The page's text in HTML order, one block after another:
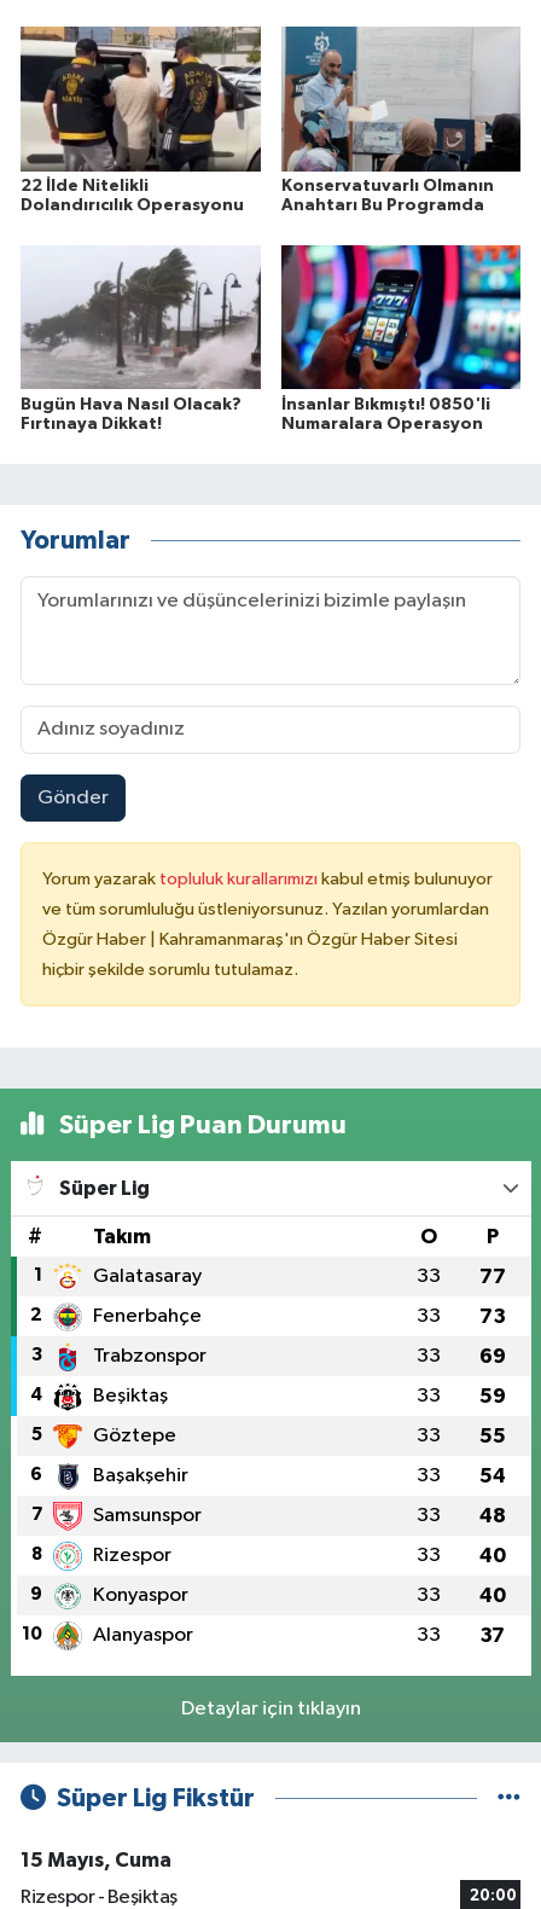
22 İlde Nitelikli
Dolandırıcılık Operasyonu
Konservatuvarlı Olmanın
Anahtarı Bu Programda
Bugün Hava Nasıl Olacak?
Fırtınaya Dikkat!
İnsanlar Bıkmıştı! 0850'li
Numaralara Operasyon
Yorumlar
Gönder
Yorum yazarak topluluk kurallarımızı kabul etmiş bulunuyor
ve tüm sorumluluğu üstleniyorsunuz. Yazılan yorumlardan
Özgür Haber | Kahramanmaraş'ın Özgür Haber Sitesi
hiçbir şekilde sorumlu tutulamaz.
Süper Lig Puan Durumu
Süper Lig
# Takım O P
1 Galatasaray 33 77
2 Fenerbahçe 33 73
3 Trabzonspor 33 69
4 Beşiktaş 33 59
5 Göztepe 33 55
6 Başakşehir 33 54
7 Samsunspor 33 48
8 Rizespor 33 40
9 Konyaspor 33 40
10 Alanyaspor 33 37
Detaylar için tıklayın
Süper Lig Fikstür
15 Mayıs, Cuma
Rizespor - Beşiktaş
20:00